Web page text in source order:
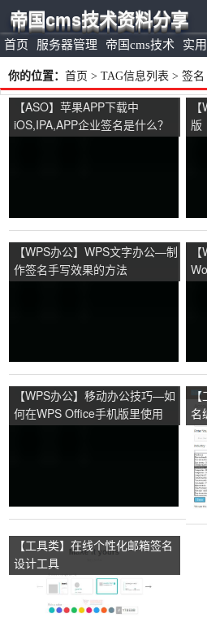
首页 服务器管理 帝国cms技术 实
帝国cms技术资料分享
你的位置： 首页 > TAG信息列表 > 签名
【ASO】苹果APP下载中
iOS,IPA,APP企业签名是什么？
版
【WPS办公】WPS文字办公—制
作签名手写效果的方法
【WPS办公】移动办公技巧—如
何在WPS Office手机版里使用
名
【工具类】在线个性化邮箱签名
设计工具